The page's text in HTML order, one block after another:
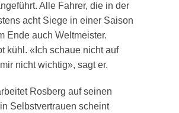
Alle Fahrer, die in der
acht Siege in einer Saison
Ende auch Weltmeister.
kühl. «Ich schaue nicht auf
nicht wichtig», sagt er.
Rosberg auf seinen
Selbstvertrauen scheint